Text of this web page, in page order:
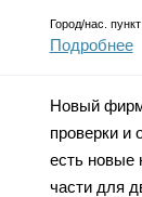
Город/нас. пункт:
Подробнее
Новый
проверки и
есть новые
части для